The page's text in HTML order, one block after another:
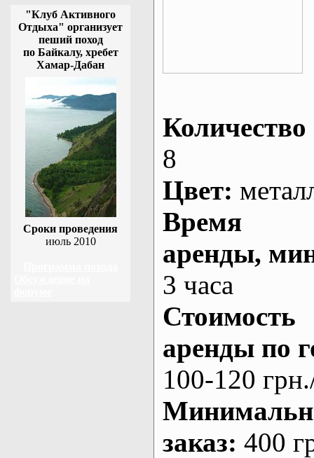
"Клуб Активного
Отдыха" организует
пеший поход
по Байкалу, хребет
Хамар-Дабан
Сроки проведения
июль 2010
Количество
8
Цвет:
Время
аренды,
3 часа
Стоимость
аренды по
100-120
заказ: 400